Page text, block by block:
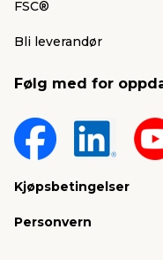
FSC®
Bli leverandør
Følg med for
Kjøpsbetingelser
Personvern